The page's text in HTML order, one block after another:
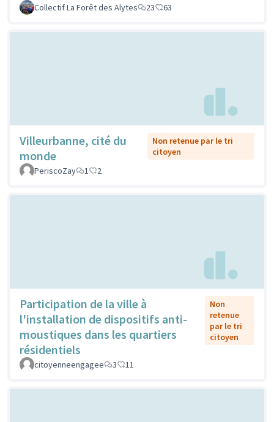
Collectif La Forêt des Alytes
23 63
Villeurbanne, cité du
monde
Non retenue par le tri
citoyen
PeriscoZay
1 2
Participation de la ville à
l'installation de dispositifs anti-
moustiques dans les quartiers
résidentiels
Non
retenue
par le tri
citoyen
citoyenneengagee 3 11